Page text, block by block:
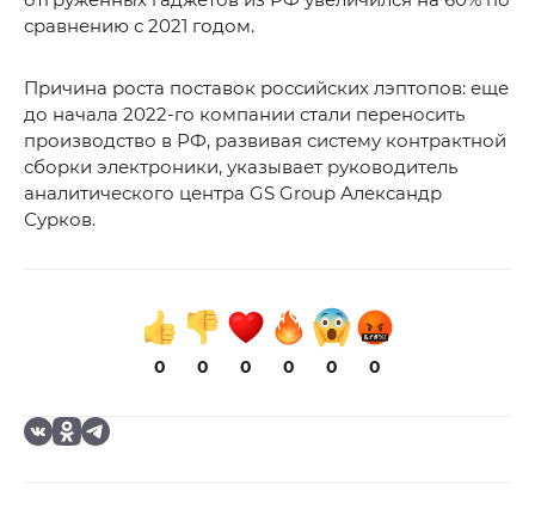
сравнению с 2021 годом.
Причина роста поставок российских лэптопов: еще
до начала 2022-го компании стали переносить
производство в РФ, развивая систему контрактной
сборки электроники, указывает руководитель
аналитического центра GS Group Александр
Сурков.
0 0 0 0 0 0